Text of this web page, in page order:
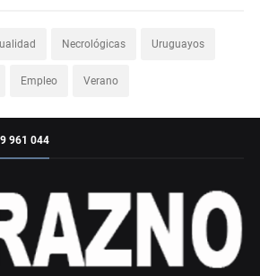
Necrológicas Uruguayos
Empleo Verano
961 044